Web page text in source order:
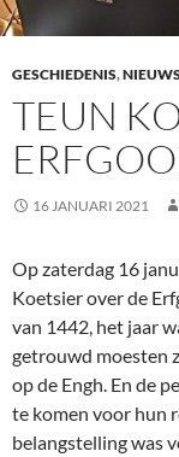
GESCHIEDENIS,
TEUN
16 JANUARI 2021
Op zaterdag 16
Koetsier over de
van 1442, het jaar
getrouwd moesten
op de Engh. En de
te komen voor hun
belangstelling was